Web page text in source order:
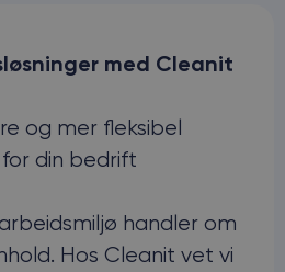
med Cleanit
og mer fleksibel
din bedrift
handler om
Hos Cleanit vet vi